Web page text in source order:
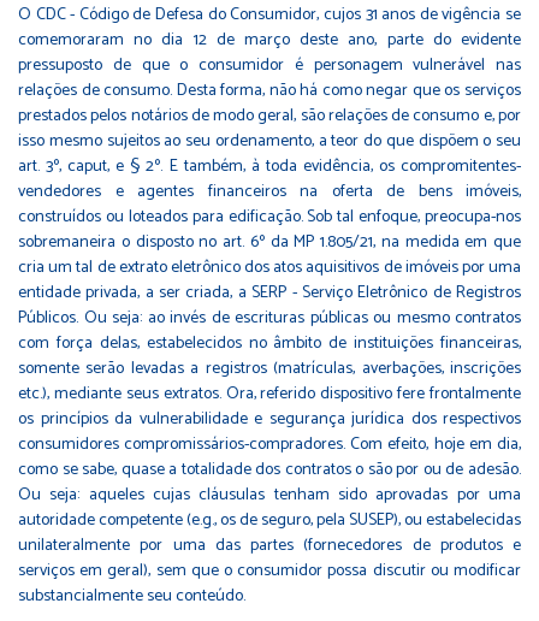
O CDC - Código de Defesa do Consumidor, cujos 31 anos de vigência se
comemoraram no dia 12 de março deste ano, parte do evidente
pressuposto de que o consumidor é personagem vulnerável nas
relações de consumo. Desta forma, não há como negar que os serviços
prestados pelos notários de modo geral, são relações de consumo e, por
isso mesmo sujeitos ao seu ordenamento, a teor do que dispõem o seu
art. 3º, caput, e § 2º. E também, à toda evidência, os compromitentes-
vendedores e agentes financeiros na oferta de bens imóveis,
construídos ou loteados para edificação. Sob tal enfoque, preocupa-nos
sobremaneira o disposto no art. 6º da MP 1.805/21, na medida em que
cria um tal de extrato eletrônico dos atos aquisitivos de imóveis por uma
entidade privada, a ser criada, a SERP - Serviço Eletrônico de Registros
Públicos. Ou seja: ao invés de escrituras públicas ou mesmo contratos
com força delas, estabelecidos no âmbito de instituições financeiras,
somente serão levadas a registros (matrículas, averbações, inscrições
etc.), mediante seus extratos. Ora, referido dispositivo fere frontalmente
os princípios da vulnerabilidade e segurança jurídica dos respectivos
consumidores compromissários-compradores. Com efeito, hoje em dia,
como se sabe, quase a totalidade dos contratos o são por ou de adesão.
Ou seja: aqueles cujas cláusulas tenham sido aprovadas por uma
autoridade competente (e.g., os de seguro, pela SUSEP), ou estabelecidas
unilateralmente por uma das partes (fornecedores de produtos e
serviços em geral), sem que o consumidor possa discutir ou modificar
substancialmente seu conteúdo.